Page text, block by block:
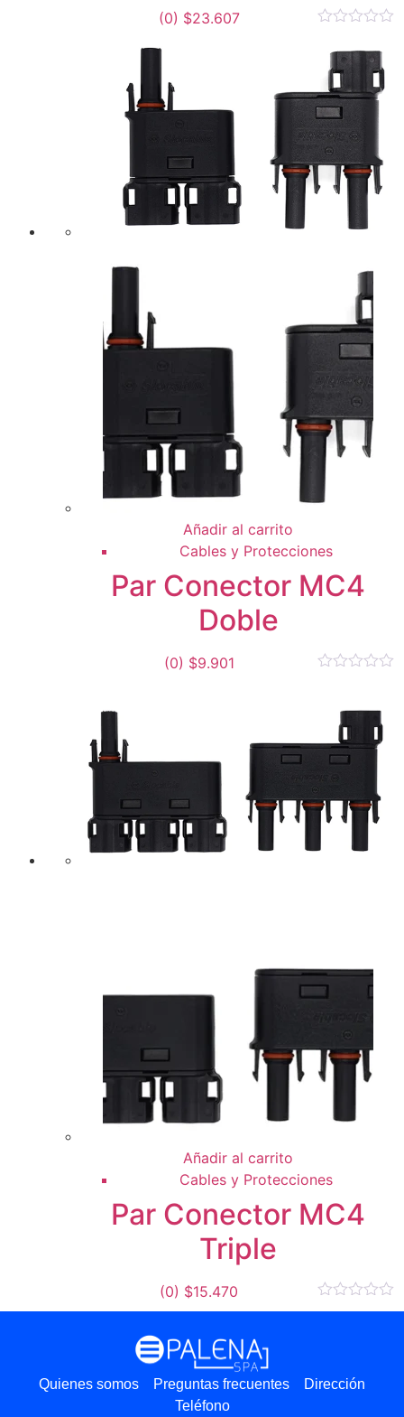
(0) $23.607
Añadir al carrito
Cables y Protecciones
Par Conector MC4
Doble
(0) $9.901
Añadir al carrito
Cables y Protecciones
Par Conector MC4
Triple
(0) $15.470
Quienes somos Preguntas frecuentes
Dirección
Teléfono